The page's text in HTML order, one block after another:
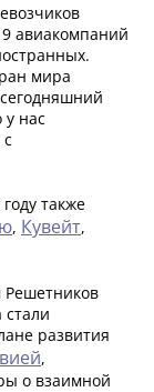
авиакомпаний
мира
у нас
также
, Кувейт,
Решетников
развития
,
о взаимной